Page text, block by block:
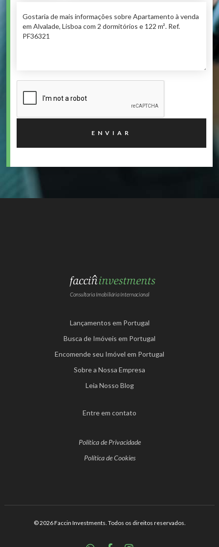
Consultoria Imobiliária Internacional
Lançamentos em Portugal
Busca de Imóveis em Portugal
Encomende seu Imóvel em Portugal
Sobre a Nossa Empresa
Leia Nosso Blog
Entre em contato
Política de Privacidade
Política de Cookies
© 2026 Faccin Investments. Todos os direitos reservados.